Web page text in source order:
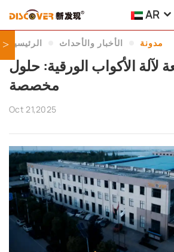
AR
الرئيسية الأخبار والأحداث مدونة
لآلة الأكواب الورقية: حلول
مخصصة
Oct 21,2025